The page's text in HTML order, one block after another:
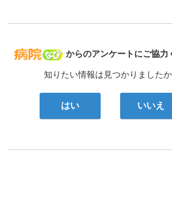
病院なび
からのアンケートにご協力
知りたい情報は見つかりました
はい いいえ